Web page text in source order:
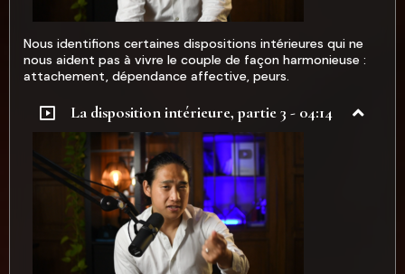
Nous identifions certaines dispositions intérieures qui ne
nous aident pas à vivre le couple de façon harmonieuse :
attachement, dépendance affective, peurs.
La disposition intérieure, partie 3 - 04:14